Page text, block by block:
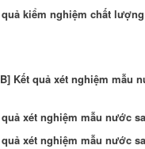
kiểm nghiệm chất
Kết quả xét nghiệm mẫu
xét nghiệm mẫu nước
xét nghiệm mẫu nước